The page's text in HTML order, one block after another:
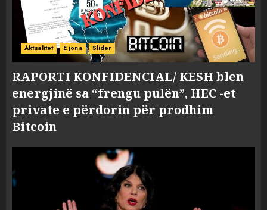
Aktualitet E jona Slider
RAPORTI KONFIDENCIAL/ KESH blen
energjinë sa “frengu pulën”, HEC -et
private e përdorin për prodhim
Bitcoin